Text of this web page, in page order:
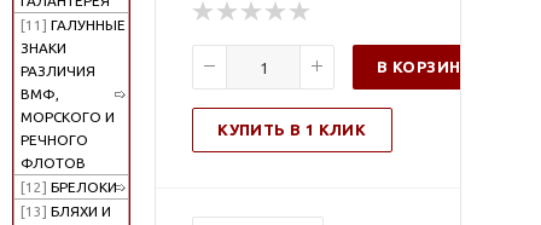
[11] ГАЛУННЫЕ
ЗНАКИ
РАЗЛИЧИЯ
ВМФ,
МОРСКОГО И
РЕЧНОГО
ФЛОТОВ
[12] БРЕЛОКИ
[13] БЛЯХИ И
В КОРЗИНУ
КУПИТЬ В 1 КЛИК